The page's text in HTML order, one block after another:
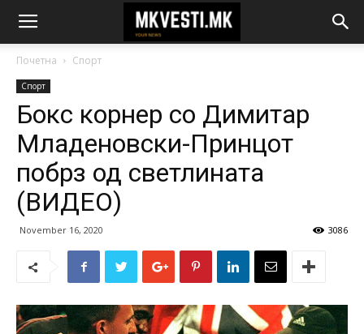
Почетна Спорт
Спорт
Бокс корнер со Димитар
Младеновски-Принцот
побрз од светлината
(ВИДЕО)
November 16, 2020 3086